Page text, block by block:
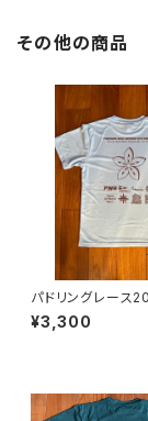
その他の商品
パドリングレース
ツライトブルー
¥3,300